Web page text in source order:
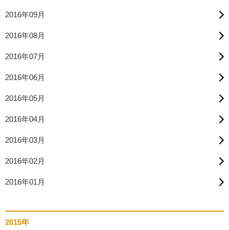
2016年09月
2016年08月
2016年07月
2016年06月
2016年05月
2016年04月
2016年03月
2016年02月
2016年01月
2015年